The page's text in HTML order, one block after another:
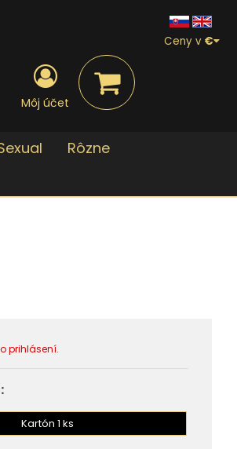
Môj účet
Ceny v €
Rôzne
Kartón 1 ks